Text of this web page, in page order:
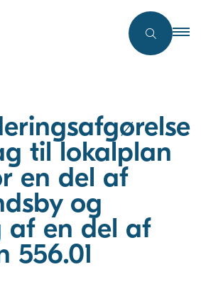
til lokalplan
en del af
og
af en del af
556.01